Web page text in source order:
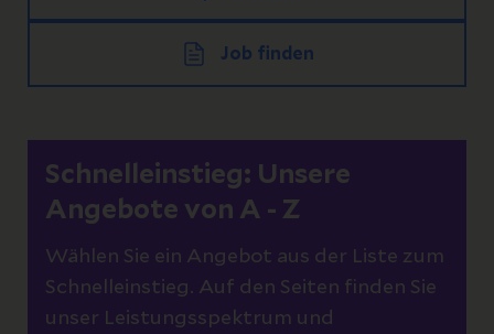
Job finden
Schnelleinstieg: Unsere
Angebote von A - Z
Wählen Sie ein Angebot aus der Liste zum
Schnelleinstieg. Auf den Seiten finden Sie
unser Leistungsspektrum und